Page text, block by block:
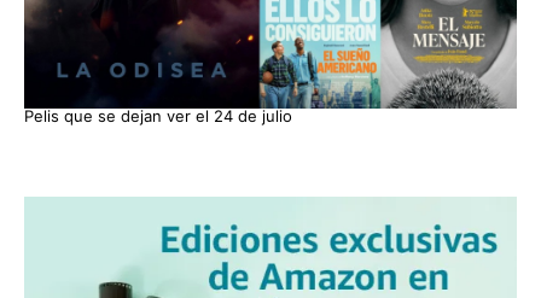
Pelis que se dejan ver el 24 de julio